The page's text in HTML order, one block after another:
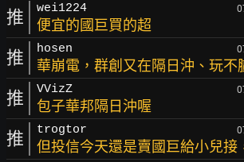
推 wei1224
便宜的國巨買的超
推 hosen
華崩電，群創又在隔日沖、玩不
推 VVizZ
包子華邦隔日沖喔
推 trogtor
但投信今天還是賣國巨給小兒接